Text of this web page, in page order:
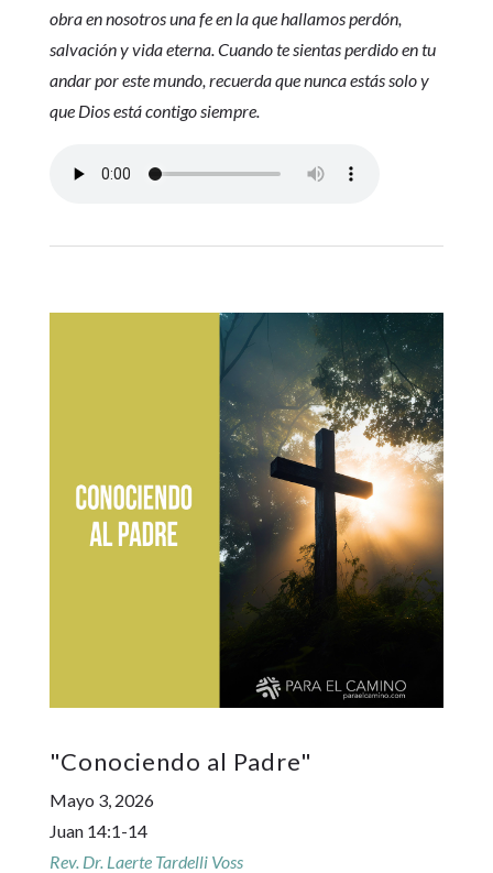
obra en nosotros una fe en la que hallamos perdón,
salvación y vida eterna. Cuando te sientas perdido en tu
andar por este mundo, recuerda que nunca estás solo y
que Dios está contigo siempre.
"Conociendo al Padre"
Mayo 3, 2026
Juan 14:1-14
Rev. Dr. Laerte Tardelli Voss